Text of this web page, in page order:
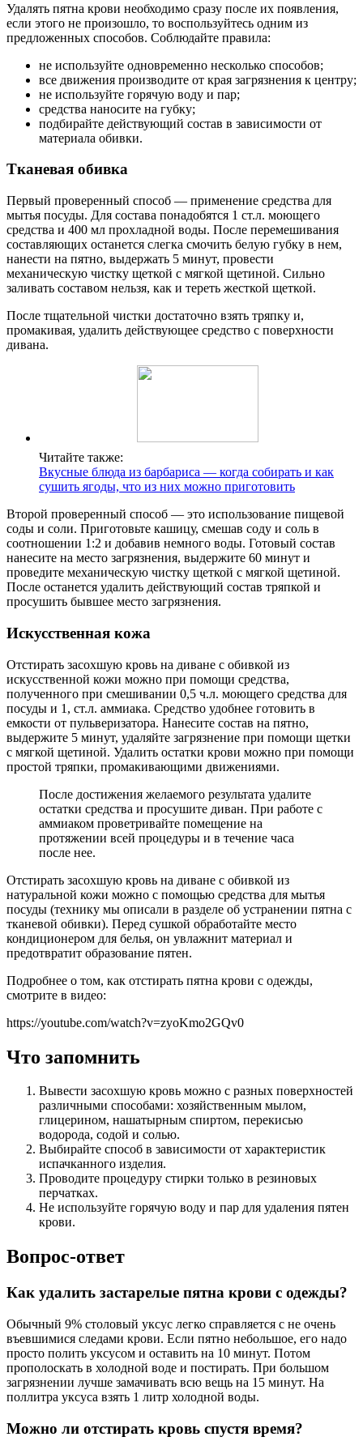
Удалять пятна крови необходимо сразу после их появления,
если этого не произошло, то воспользуйтесь одним из
предложенных способов. Соблюдайте правила:
не используйте одновременно несколько способов;
все движения производите от края загрязнения к центру;
не используйте горячую воду и пар;
средства наносите на губку;
подбирайте действующий состав в зависимости от
материала обивки.
Тканевая обивка
Первый проверенный способ — применение средства для
мытья посуды. Для состава понадобятся 1 ст.л. моющего
средства и 400 мл прохладной воды. После перемешивания
составляющих останется слегка смочить белую губку в нем,
нанести на пятно, выдержать 5 минут, провести
механическую чистку щеткой с мягкой щетиной. Сильно
заливать составом нельзя, как и тереть жесткой щеткой.
После тщательной чистки достаточно взять тряпку и,
промакивая, удалить действующее средство с поверхности
дивана.
Читайте также:
Вкусные блюда из барбариса — когда собирать и как
сушить ягоды, что из них можно приготовить
Второй проверенный способ — это использование пищевой
соды и соли. Приготовьте кашицу, смешав соду и соль в
соотношении 1:2 и добавив немного воды. Готовый состав
нанесите на место загрязнения, выдержите 60 минут и
проведите механическую чистку щеткой с мягкой щетиной.
После останется удалить действующий состав тряпкой и
просушить бывшее место загрязнения.
Искусственная кожа
Отстирать засохшую кровь на диване с обивкой из
искусственной кожи можно при помощи средства,
полученного при смешивании 0,5 ч.л. моющего средства для
посуды и 1, ст.л. аммиака. Средство удобнее готовить в
емкости от пульверизатора. Нанесите состав на пятно,
выдержите 5 минут, удаляйте загрязнение при помощи щетки
с мягкой щетиной. Удалить остатки крови можно при помощи
простой тряпки, промакивающими движениями.
После достижения желаемого результата удалите
остатки средства и просушите диван. При работе с
аммиаком проветривайте помещение на
протяжении всей процедуры и в течение часа
после нее.
Отстирать засохшую кровь на диване с обивкой из
натуральной кожи можно с помощью средства для мытья
посуды (технику мы описали в разделе об устранении пятна с
тканевой обивки). Перед сушкой обработайте место
кондиционером для белья, он увлажнит материал и
предотвратит образование пятен.
Подробнее о том, как отстирать пятна крови с одежды,
смотрите в видео:
https://youtube.com/watch?v=zyoKmo2GQv0
Что запомнить
Вывести засохшую кровь можно с разных поверхностей
различными способами: хозяйственным мылом,
глицерином, нашатырным спиртом, перекисью
водорода, содой и солью.
Выбирайте способ в зависимости от характеристик
испачканного изделия.
Проводите процедуру стирки только в резиновых
перчатках.
Не используйте горячую воду и пар для удаления пятен
крови.
Вопрос-ответ
Как удалить застарелые пятна крови с одежды?
Обычный 9% столовый уксус легко справляется с не очень
въевшимися следами крови. Если пятно небольшое, его надо
просто полить уксусом и оставить на 10 минут. Потом
прополоскать в холодной воде и постирать. При большом
загрязнении лучше замачивать всю вещь на 15 минут. На
поллитра уксуса взять 1 литр холодной воды.
Можно ли отстирать кровь спустя время?